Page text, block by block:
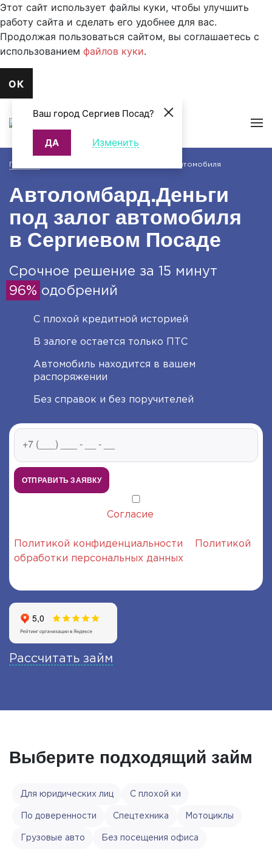
Этот сайт использует файлы куки, чтобы улучшить
работу сайта и сделать его удобнее для вас.
Продолжая пользоваться сайтом, вы соглашаетесь с
использованием файлов куки.
ОК
Ваш город Сергиев Посад?
ДА Изменить
Главная Автоломбард. Деньги под залог автомобиля
Автоломбард.Деньги
под залог автомобиля
в Сергиевом Посаде
Срочное решение за 15 минут
96% одобрений
С плохой кредитной историей
В залоге остается только ПТС
Автомобиль находится в вашем
распоряжении
Без справок и без поручителей
ОТПРАВИТЬ ЗАЯВКУ
Согласие
Политикой конфиденциальности
Политикой
обработки персональных данных
Рассчитать займ
Выберите подходящий займ
Для юридических лиц С плохой ки
По доверенности Спецтехника Мотоциклы
Грузовые авто Без посещения офиса